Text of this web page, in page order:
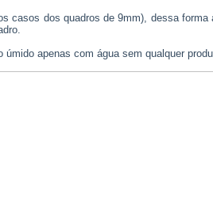
dos quadros de 9mm), dessa
apenas com água sem qualquer